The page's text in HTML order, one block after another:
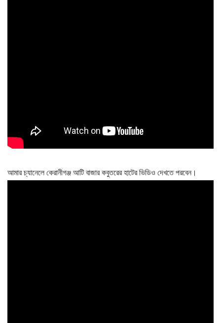
আমার চ্যানেলে কেরানীগঞ্জ আটি বাজার কবুতরের হাটের ভিডিও দেখতে পরবেন।